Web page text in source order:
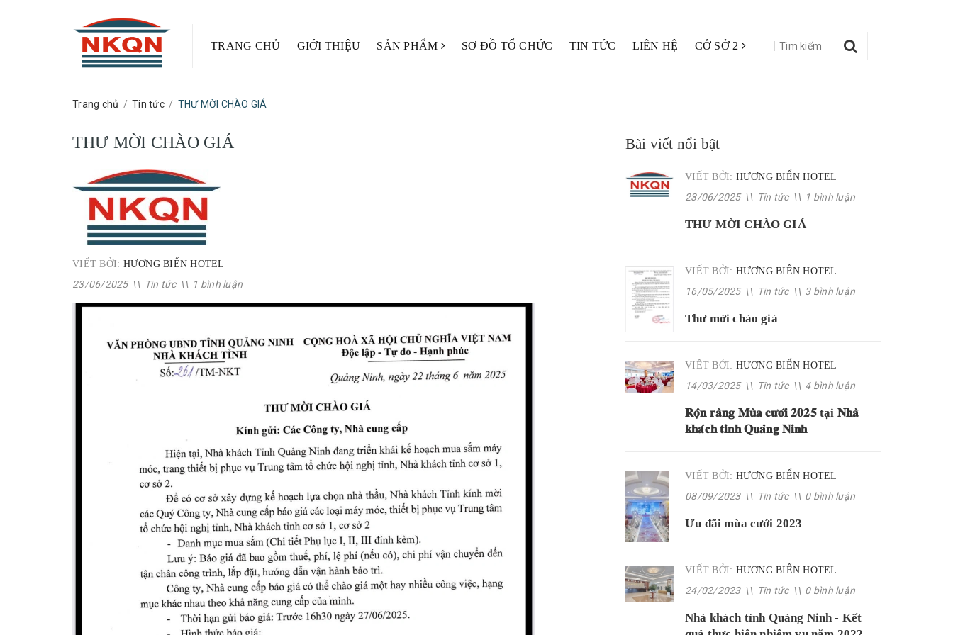
TRANG CHỦ GIỚI THIỆU SẢN PHẨM SƠ ĐỒ TỔ CHỨC TIN TỨC LIÊN HỆ CỞ SỞ 2
Trang chủ / Tin tức / THƯ MỜI CHÀO GIÁ
THƯ MỜI CHÀO GIÁ
VIẾT BỞI: HƯƠNG BIỂN HOTEL
23/06/2025 \\ Tin tức \\ 1 bình luận
Bài viết nổi bật
VIẾT BỞI: HƯƠNG BIỂN HOTEL
23/06/2025 \\ Tin tức \\ 1 bình luận
THƯ MỜI CHÀO GIÁ
VIẾT BỞI: HƯƠNG BIỂN HOTEL
16/05/2025 \\ Tin tức \\ 3 bình luận
Thư mời chào giá
VIẾT BỞI: HƯƠNG BIỂN HOTEL
14/03/2025 \\ Tin tức \\ 4 bình luận
𝐑𝐨̣̂𝐧 𝐫𝐚̀𝐧𝐠 𝐌𝐮̀𝐚 𝐜𝐮̛𝐨̛́𝐢 𝟐𝟎𝟐𝟓 tại 𝐍𝐡𝐚̀
𝐤𝐡𝐚́𝐜𝐡 𝐭𝐢̉𝐧𝐡 𝐐𝐮𝐚̉𝐧𝐠 𝐍𝐢𝐧𝐡
VIẾT BỞI: HƯƠNG BIỂN HOTEL
08/09/2023 \\ Tin tức \\ 0 bình luận
Ưu đãi mùa cưới 2023
VIẾT BỞI: HƯƠNG BIỂN HOTEL
24/02/2023 \\ Tin tức \\ 0 bình luận
Nhà khách tỉnh Quảng Ninh - Kết